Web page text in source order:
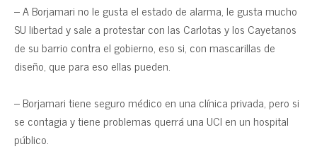
– A Borjamari no le gusta el estado de alarma, le gusta mucho
SU libertad y sale a protestar con las Carlotas y los Cayetanos
de su barrio contra el gobierno, eso si, con mascarillas de
diseño, que para eso ellas pueden.
– Borjamari tiene seguro médico en una clínica privada, pero si
se contagia y tiene problemas querrá una UCI en un hospital
público.